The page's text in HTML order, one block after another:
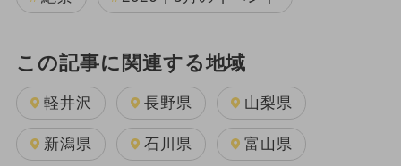
この記事に関連する地域
軽井沢 長野県 山梨県
新潟県 石川県 富山県